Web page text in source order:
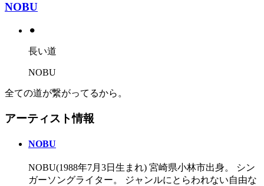
NOBU
⚫︎
長い道
NOBU
全ての道が繋がってるから。
アーティスト情報
NOBU
NOBU(1988年7月3日生まれ) 宮崎県小林市出身。 シン
ガーソングライター。 ジャンルにとらわれない自由な